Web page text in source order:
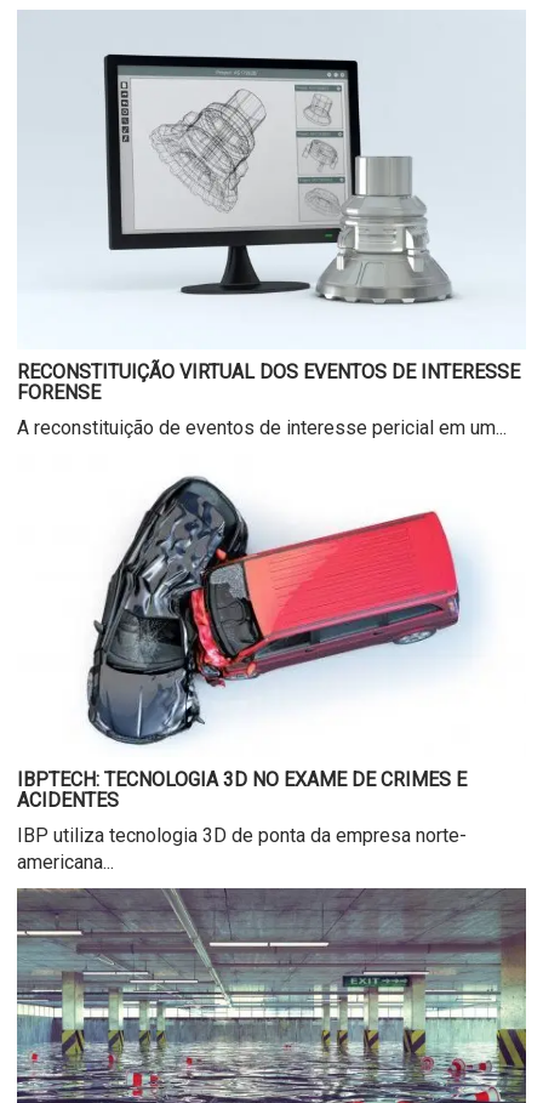
RECONSTITUIÇÃO VIRTUAL DOS EVENTOS DE INTERESSE
FORENSE
A reconstituição de eventos de interesse pericial em um...
IBPTECH: TECNOLOGIA 3D NO EXAME DE CRIMES E
ACIDENTES
IBP utiliza tecnologia 3D de ponta da empresa norte-
americana...